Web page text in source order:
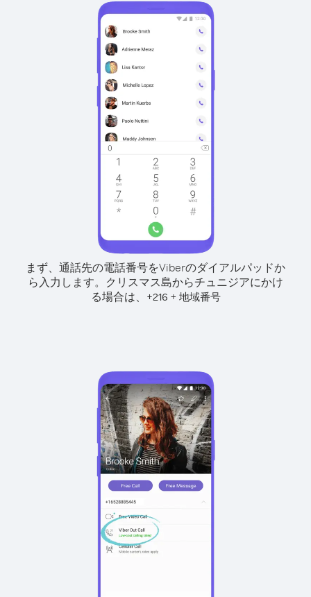
まず、通話先の電話番号をViberのダイアルパッドか
ら入力します。 クリスマス島からチュニジアにかけ
る場合は、
+216 + 地域番号